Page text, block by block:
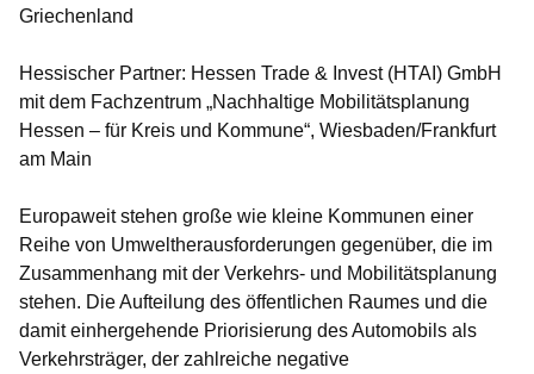
Griechenland
Hessischer Partner: Hessen Trade & Invest (HTAI) GmbH
mit dem Fachzentrum „Nachhaltige Mobilitätsplanung
Hessen – für Kreis und Kommune“, Wiesbaden/Frankfurt
am Main
Europaweit stehen große wie kleine Kommunen einer
Reihe von Umweltherausforderungen gegenüber, die im
Zusammenhang mit der Verkehrs- und Mobilitätsplanung
stehen. Die Aufteilung des öffentlichen Raumes und die
damit einhergehende Priorisierung des Automobils als
Verkehrsträger, der zahlreiche negative